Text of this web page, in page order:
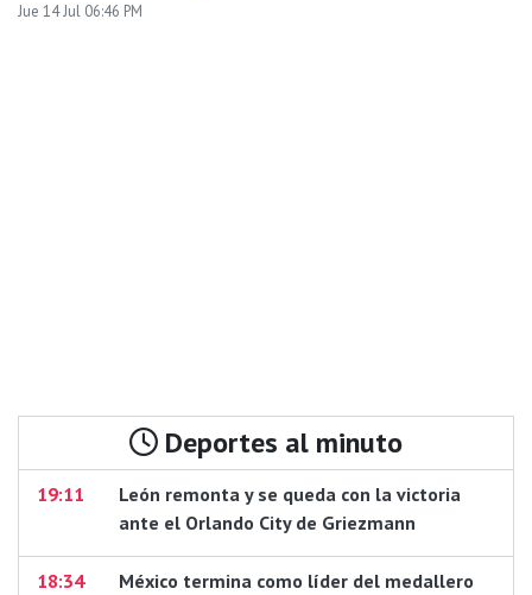
Jue 14 Jul 06:46 PM
Deportes al minuto
19:11
León remonta y se queda con la victoria
ante el Orlando City de Griezmann
18:34
México termina como líder del medallero